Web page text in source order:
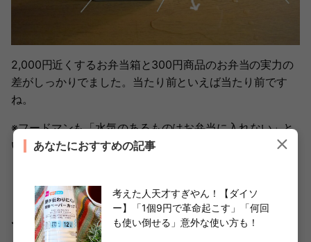
2,000円近くするお弁当箱と300円商品のお弁当の実力の
差がしっかりでました。当たり前といえば当たり前です
ね。
※フードマンも「水気のあるものはお弁当に入れない」と
いう注意書きがあるので、できるだけ水気を切って詰めて
でもダイソーは汁気がなければ使いやすい！
あなたにおすすめの記事
考えた人天才すぎやん！【ダイソ
ー】「1個9円で革命起こす」「何回
も使い倒せる」意外な使い方も！